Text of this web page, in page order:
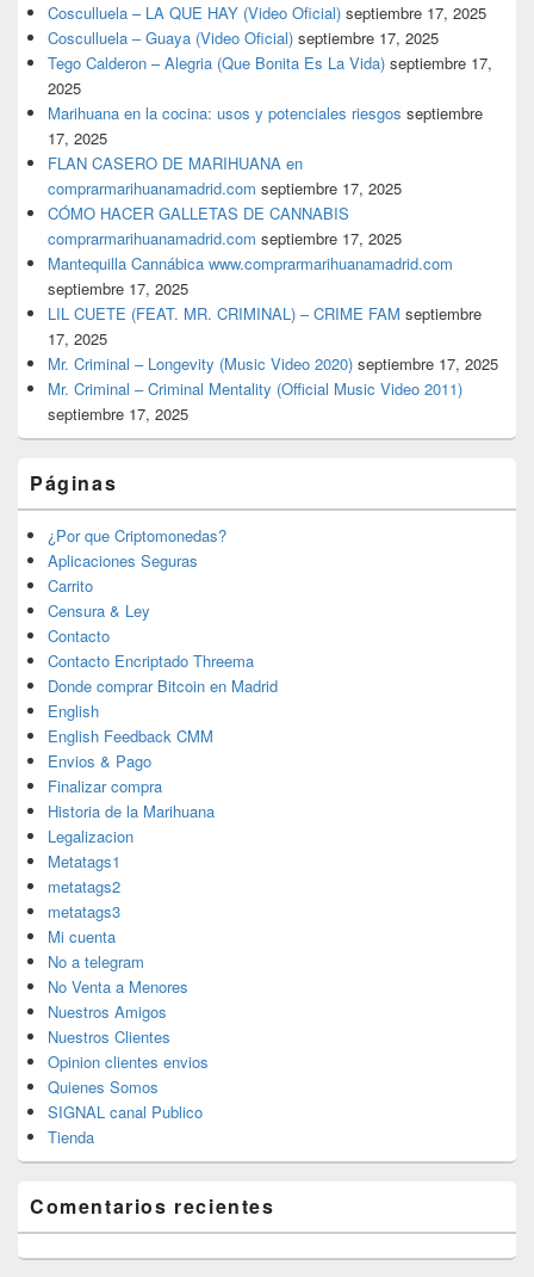
Cosculluela – LA QUE HAY (Video Oficial) septiembre 17, 2025
Cosculluela – Guaya (Video Oficial) septiembre 17, 2025
Tego Calderon – Alegria (Que Bonita Es La Vida) septiembre 17,
2025
Marihuana en la cocina: usos y potenciales riesgos septiembre
17, 2025
FLAN CASERO DE MARIHUANA en
comprarmarihuanamadrid.com septiembre 17, 2025
CÓMO HACER GALLETAS DE CANNABIS
comprarmarihuanamadrid.com septiembre 17, 2025
Mantequilla Cannábica www.comprarmarihuanamadrid.com
septiembre 17, 2025
LIL CUETE (FEAT. MR. CRIMINAL) – CRIME FAM septiembre
17, 2025
Mr. Criminal – Longevity (Music Video 2020) septiembre 17, 2025
Mr. Criminal – Criminal Mentality (Official Music Video 2011)
septiembre 17, 2025
Páginas
¿Por que Criptomonedas?
Aplicaciones Seguras
Carrito
Censura & Ley
Contacto
Contacto Encriptado Threema
Donde comprar Bitcoin en Madrid
English
English Feedback CMM
Envios & Pago
Finalizar compra
Historia de la Marihuana
Legalizacion
Metatags1
metatags2
metatags3
Mi cuenta
No a telegram
No Venta a Menores
Nuestros Amigos
Nuestros Clientes
Opinion clientes envios
Quienes Somos
SIGNAL canal Publico
Tienda
Comentarios recientes